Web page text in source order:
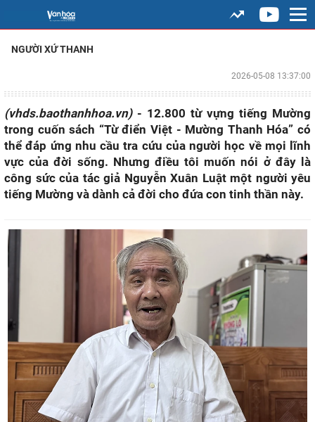
NGƯỜI XỨ THANH
2026-05-08 13:37:00
(vhds.baothanhhoa.vn)- 12.800 từ vựng tiếng Mường
trong cuốn sách “Từ điển Việt - Mường Thanh Hóa” có
thể đáp ứng nhu cầu tra cứu của người học về mọi lĩnh
vực của đời sống. Nhưng điều tôi muốn nói ở đây là
công sức của tác giả Nguyễn Xuân Luật một người yêu
tiếng Mường và dành cả đời cho đứa con tinh thần này.